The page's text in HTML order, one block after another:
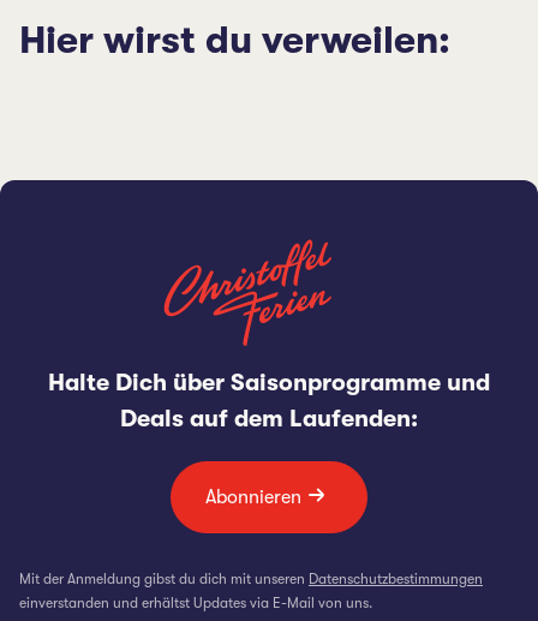
Hier wirst du verweilen:
Halte Dich über Saisonprogramme und
Deals auf dem Laufenden:
Abonnieren
Mit der Anmeldung gibst du dich mit unseren Datenschutzbestimmungen
einverstanden und erhältst Updates via E-Mail von uns.